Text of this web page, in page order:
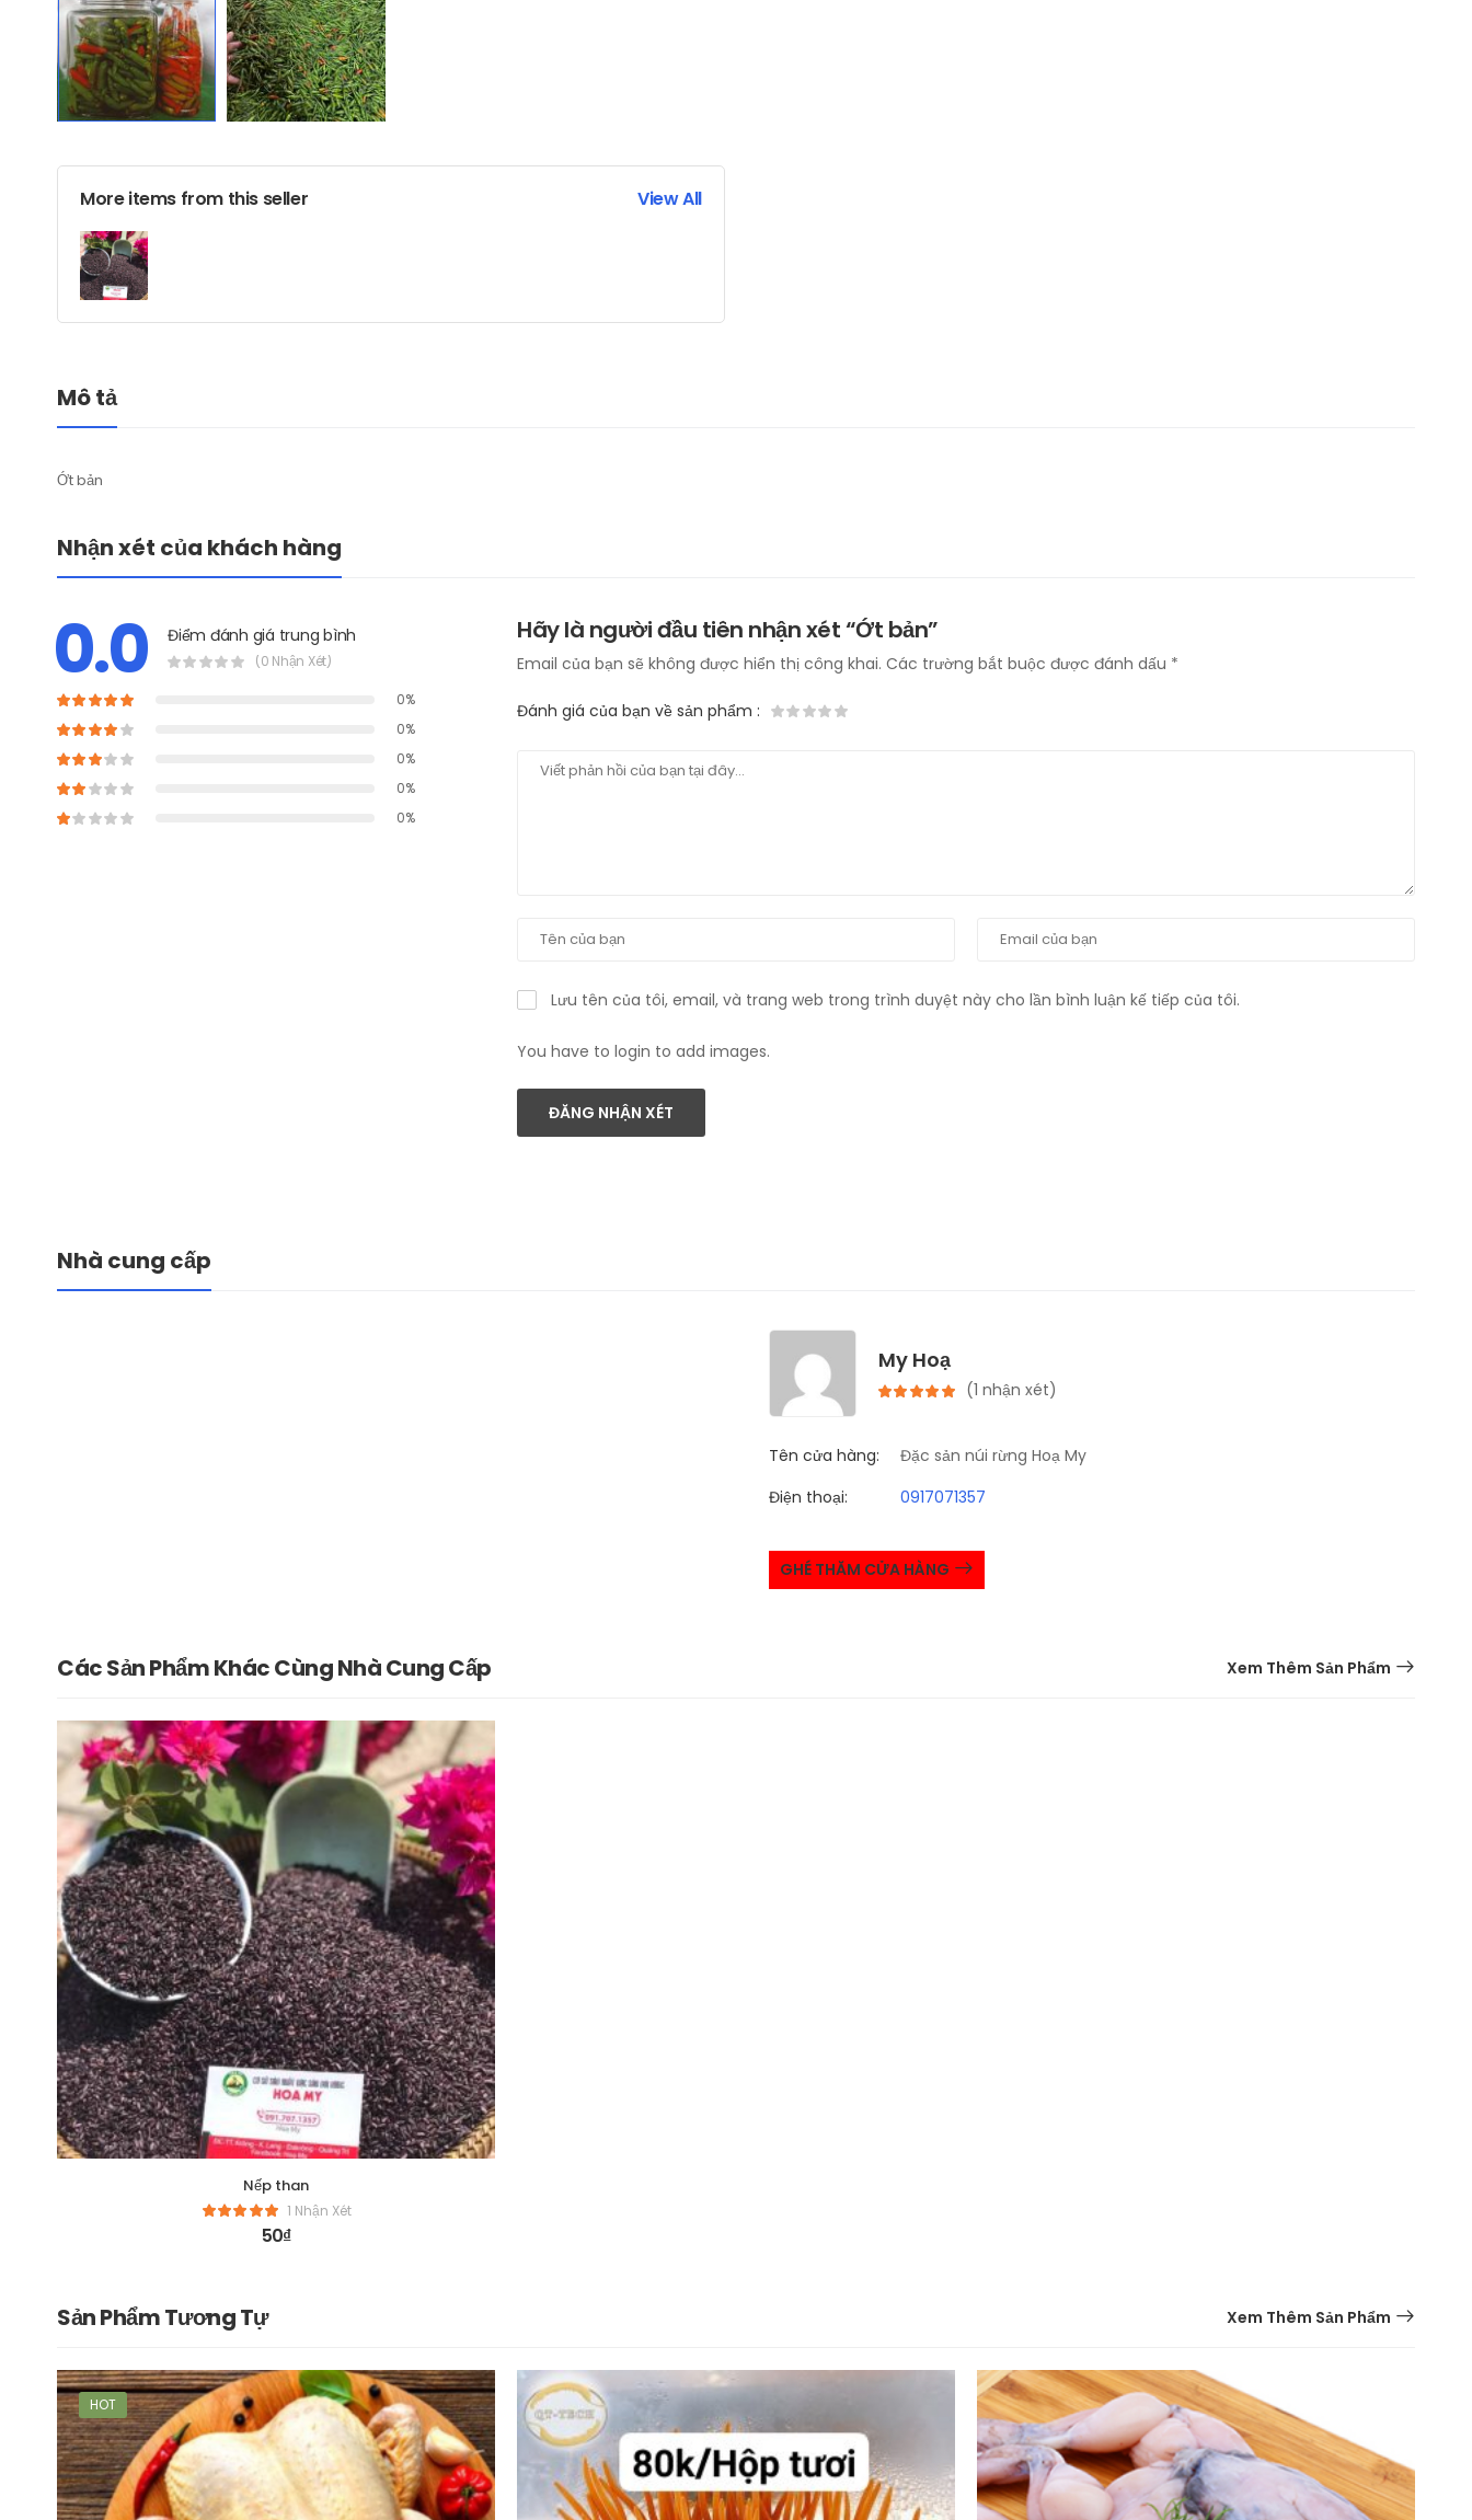
More items from this seller View All
Mô tả
Ớt bản
Nhận xét của khách hàng
0.0 Điểm đánh giá trung bình
(0 Nhận Xét)
0%
0%
0%
0%
0%
Hãy là người đầu tiên nhận xét “Ớt bản”
Email của bạn sẽ không được hiển thị công khai. Các trường bắt buộc được đánh dấu *
Đánh giá của bạn về sản phẩm :
Lưu tên của tôi, email, và trang web trong trình duyệt này cho lần bình luận kế tiếp của tôi.
You have to login to add images.
ĐĂNG NHẬN XÉT
Nhà cung cấp
My Hoạ
(1 nhận xét)
Tên cửa hàng:
Đặc sản núi rừng Hoạ My
Điện thoại:
0917071357
GHÉ THĂM CỬA HÀNG
Các Sản Phẩm Khác Cùng Nhà Cung Cấp Xem Thêm Sản Phẩm
Nếp than
1 Nhận Xét
50₫
Sản Phẩm Tương Tự Xem Thêm Sản Phẩm
HOT